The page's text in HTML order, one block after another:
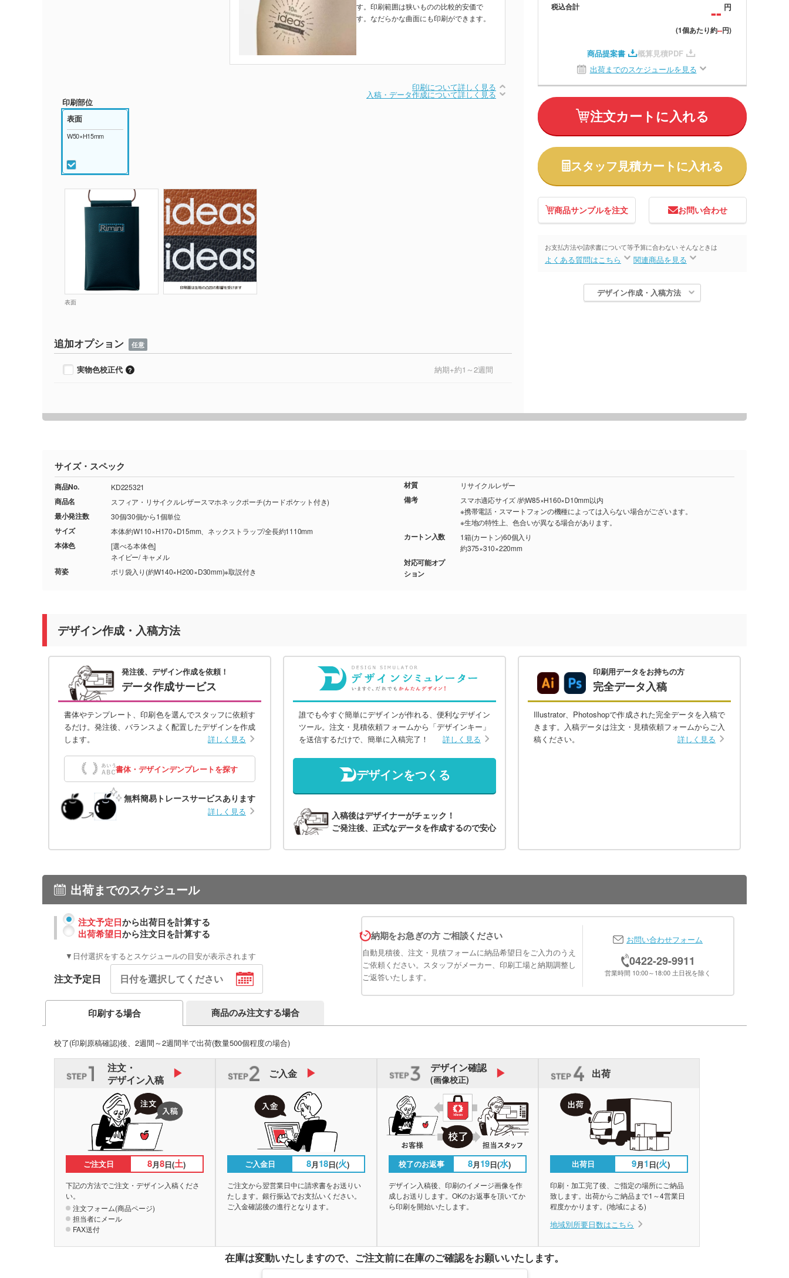
す。印刷範囲は狭いものの比較的安価で
す。なだらかな曲面にも印刷ができます。
印刷について詳しく見る
入稿・データ作成について詳しく見る
印刷部位
表面
W50×H15mm
表面
追加オプション 任意
実物色校正代 納期+約1～2週間
税込合計
-- 円
(1個あたり約--円)
商品提案書
概算見積PDF
出荷までのスケジュールを見る
注文カートに入れる
スタッフ見積カートに入れる
商品サンプルを注文 お問い合わせ
お支払方法や請求書について等
よくある質問はこちら
予算に合わない そんなときは
関連商品を見る
デザイン作成・入稿方法
サイズ・スペック
商品No. KD225321
商品名 スフィア・リサイクルレザースマホネックポーチ(カードポケット付き)
最小発注数 30個/30個から1個単位
サイズ 本体/約W110×H170×D15mm、ネックストラップ/全長約1110mm
本体色
[選べる本体色]
ネイビー/ キャメル
荷姿 ポリ袋入り(約W140×H200×D30mm)※取説付き
材質 リサイクルレザー
備考
スマホ適応サイズ /約W85×H160×D10mm以内
※携帯電話・スマートフォンの機種によっては入らない場合がございます。
※生地の特性上、色合いが異なる場合があります。
カートン入数
1箱(カートン)60個入り
約375×310×220mm
対応可能オプ
ション
デザイン作成・入稿方法
発注後、デザイン作成を依頼！
データ作成サービス
書体やテンプレート、印刷色を選んでスタッフに依頼す
るだけ。発注後、バランスよく配置したデザインを作成
します。
詳しく見る
書体・デザインデンプレートを探す
無料簡易トレースサービスあります
詳しく見る
誰でも今すぐ簡単にデザインが作れる、便利なデザイン
ツール。注文・見積依頼フォームから「デザインキー」
を送信するだけで、簡単に入稿完了！
詳しく見る
デザインをつくる
入稿後はデザイナーがチェック！
ご発注後、正式なデータを作成するので安心
印刷用データをお持ちの方
完全データ入稿
Illustrator、Photoshopで作成された完全データを入稿で
きます。入稿データは注文・見積依頼フォームからご入
稿ください。
詳しく見る
出荷までのスケジュール
注文予定日から出荷日を計算する
出荷希望日から注文日を計算する
▼日付選択をするとスケジュールの目安が表示されます
注文予定日
納期をお急ぎの方 ご相談ください
自動見積後、注文・見積フォームに納品希望日をご入力のうえ
ご依頼ください。スタッフがメーカー、印刷工場と納期調整し
ご返答いたします。
お問い合わせフォーム
0422-29-9911
営業時間 10:00～18:00 土日祝を除く
印刷する場合 商品のみ注文する場合
校了(印刷原稿確認)後、2週間～2週間半で出荷(数量500個程度の場合)
注文・
デザイン入稿
ご注文日 8月8日(土)
下記の方法でご注文・デザイン入稿くださ
い。
注文フォーム(商品ページ)
担当者にメール
FAX送付
ご入金
ご入金日 8月18日(火)
ご注文から翌営業日中に請求書をお送りい
たします。銀行振込でお支払いください。
ご入金確認後の進行となります。
デザイン確認
(画像校正)
校了のお返事 8月19日(水)
デザイン入稿後、印刷のイメージ画像を作
成しお送りします。OKのお返事を頂いてか
ら印刷を開始いたします。
出荷
出荷日 9月1 日(火)
印刷・加工完了後、ご指定の場所にご納品
致します。出荷からご納品まで1～4営業日
程度かかります。(地域による)
地域別所要日数はこちら
在庫は変動いたしますので、 ご注文前に在庫のご確認をお願いいたします。